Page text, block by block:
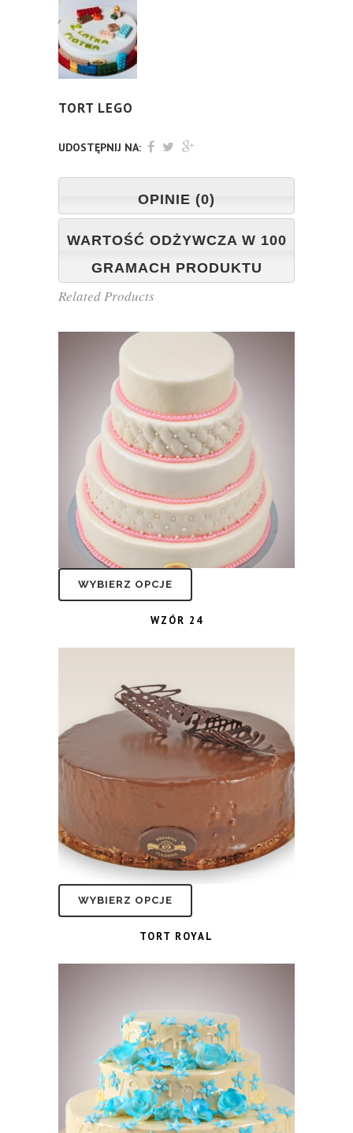
TORT LEGO
UDOSTĘPNIJ NA:
OPINIE (0)
WARTOŚĆ ODŻYWCZA W 100
GRAMACH PRODUKTU
Related Products
WYBIERZ OPCJE
WZÓR 24
WYBIERZ OPCJE
TORT ROYAL